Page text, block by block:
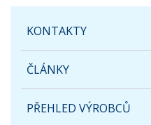
KONTAKTY
ČLÁNKY
PŘEHLED VÝROBCŮ